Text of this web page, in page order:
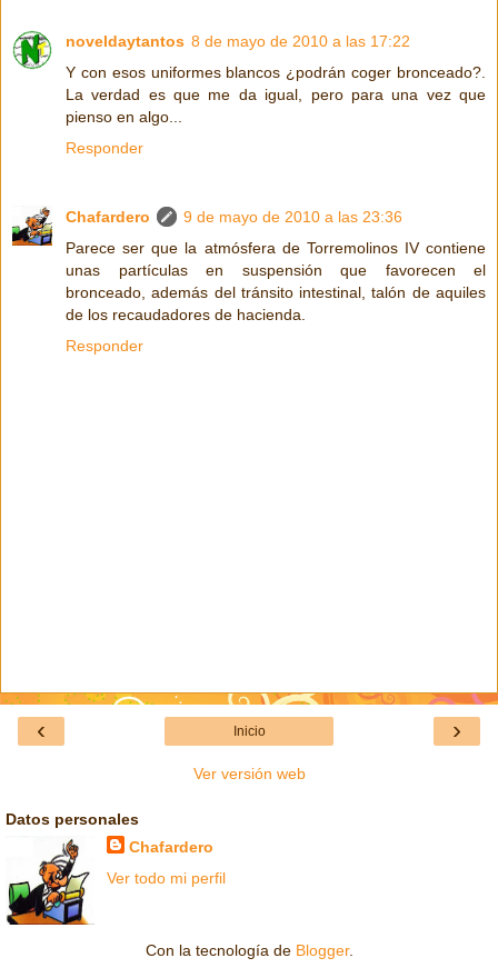
noveldaytantos 8 de mayo de 2010 a las 17:22
Y con esos uniformes blancos ¿podrán coger bronceado?.
La verdad es que me da igual, pero para una vez que
pienso en algo...
Responder
Chafardero
9 de mayo de 2010 a las 23:36
Parece ser que la atmósfera de Torremolinos IV contiene
unas partículas en suspensión que favorecen el
bronceado, además del tránsito intestinal, talón de aquiles
de los recaudadores de hacienda.
Responder
‹ ›
Inicio
Ver versión web
Datos personales
Chafardero
Ver todo mi perfil
Con la tecnología de Blogger.